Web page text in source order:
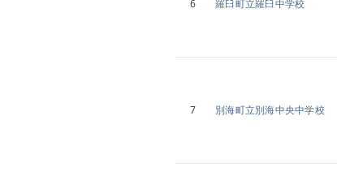
6 羅臼町立羅臼中学校
7 別海町立別海中央中学校